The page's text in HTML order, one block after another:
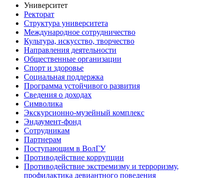
Университет
Ректорат
Структура университета
Международное сотрудничество
Культура, искусство, творчество
Направления деятельности
Общественные организации
Спорт и здоровье
Социальная поддержка
Программа устойчивого развития
Сведения о доходах
Символика
Экскурсионно-музейный комплекс
Эндаумент-фонд
Сотрудникам
Партнерам
Поступающим в ВолГУ
Противодействие коррупции
Противодействие экстремизму и терроризму,
профилактика девиантного поведения